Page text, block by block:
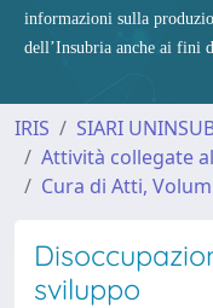
informazioni sulla
dell’Insubria anche ai fini
IRIS
SIARI
Attività collegate
Cura di Atti,
sviluppo